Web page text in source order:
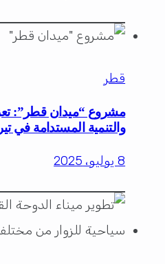
قطر
مشروع “ميدان قطر”:
والتنمية المستدامة في
8 يوليو، 2025